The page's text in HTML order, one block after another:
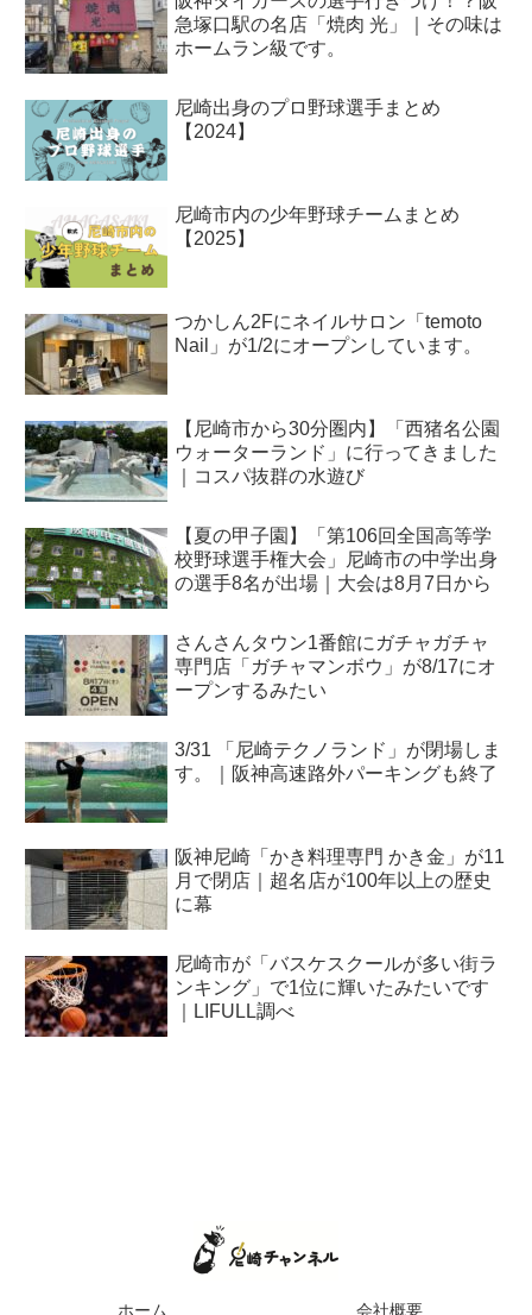
急塚口駅の名店「焼肉 光」｜その味は
ホームラン級です。
尼崎出身のプロ野球選手まとめ
【2024】
尼崎市内の少年野球チームまとめ
【2025】
つかしん2Fにネイルサロン「temoto
Nail」が1/2にオープンしています。
【尼崎市から30分圏内】「西猪名公園
ウォーターランド」に行ってきました
｜コスパ抜群の水遊び
【夏の甲子園】「第106回全国高等学
校野球選手権大会」尼崎市の中学出身
の選手8名が出場｜大会は8月7日から
さんさんタウン1番館にガチャガチャ
専門店「ガチャマンボウ」が8/17にオ
ープンするみたい
3/31 「尼崎テクノランド」が閉場しま
す。｜阪神高速路外パーキングも終了
阪神尼崎「かき料理専門 かき金」が11
月で閉店｜超名店が100年以上の歴史
に幕
尼崎市が「バスケスクールが多い街ラ
ンキング」で1位に輝いたみたいです
｜LIFULL調べ
ホーム 会社概要